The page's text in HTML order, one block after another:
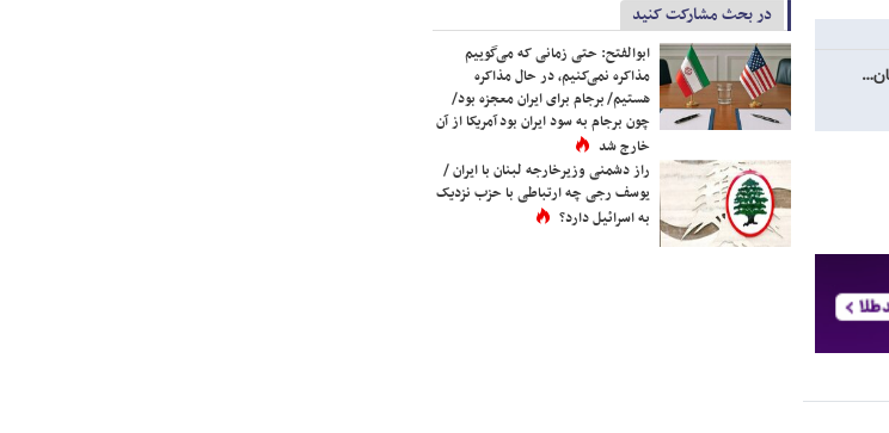
در بحث مشارکت کنید
ابوالفتح: حتی زمانی که می‌گوییم
مذاکره نمی‌کنیم، در حال مذاکره
هستیم/ برجام برای ایران معجزه بود/
چون برجام به سود ایران بود آمریکا از آن
خارج شد
راز دشمنی وزیرخارجه لبنان با ایران /
یوسف رجی چه ارتباطی با حزب نزدیک
به اسرائیل دارد؟